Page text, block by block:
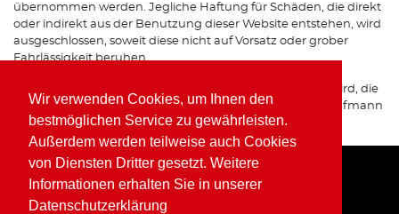
Wir verwenden Cookies, um Ihnen den
bestmöglichen Service zu gewährleisten.
Außerdem werden teilweise auch Cookies
von Diensten Dritter gesetzt. Weitere
Informationen erhalten Sie in unserer
Datenschutzerklärung
übernommen werden. Jegliche Haftung für Schäden, die direkt
oder indirekt aus der Benutzung dieser Website entstehen, wird
ausgeschlossen, soweit diese nicht auf Vorsatz oder grober
Fahrlässigkeit beruhen.
Sofern von dieser Website auf Internetseiten verwiesen wird, die
von Dritten betrieben werden, übernimmt Wolfgang Kaufmann
keine Verantwortung für deren Inhalte.
Home Impressum Datenschutz